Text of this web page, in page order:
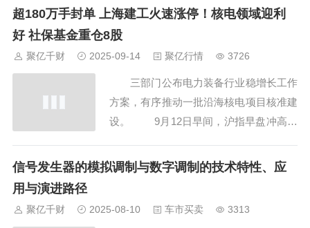
枚、银质纪念币1枚，均为中华人民共和
民银行货币金银局(保卫局)局长罗锐宣读
了新疆维吾尔自治区成立70周年金...
超180万手封单 上海建工火速涨停！核电领域迎利
好 社保基金重仓8股
聚亿千财 2025-09-14 聚亿行情 3726
三部门公布电力装备行业稳增长工作
方案，有序推动一批沿海核电项目核准建
设。 9月12日早间，沪指早盘冲高回
方向领涨，盛达资源、湖南白银涨停，兴
房地产板块盘中拉升，半导体芯片...
信号发生器的模拟调制与数字调制的技术特性、应
用与演进路径
聚亿千财 2025-08-10 车市买卖 3313